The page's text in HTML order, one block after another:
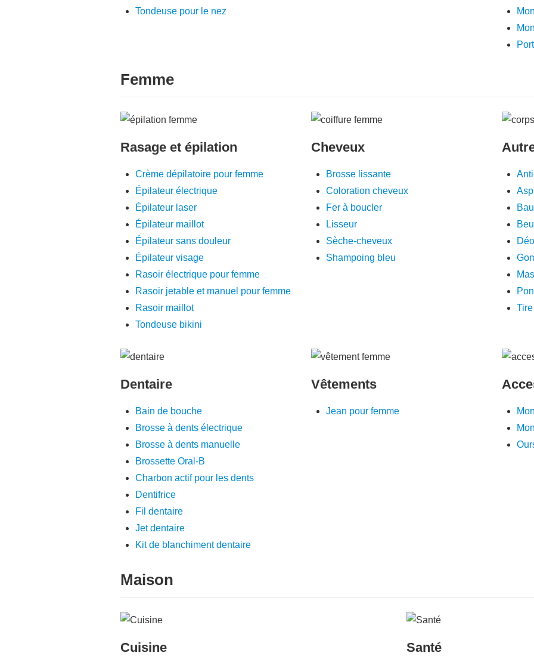
Tondeuse pour le nez
Femme
Rasage et épilation
Crème dépilatoire pour femme
Épilateur électrique
Épilateur laser
Épilateur maillot
Épilateur sans douleur
Épilateur visage
Rasoir électrique pour femme
Rasoir jetable et manuel pour femme
Rasoir maillot
Tondeuse bikini
Cheveux
Brosse lissante
Coloration cheveux
Fer à boucler
Lisseur
Sèche-cheveux
Shampoing bleu
Dentaire
Bain de bouche
Brosse à dents électrique
Brosse à dents manuelle
Brossette Oral-B
Charbon actif pour les dents
Dentifrice
Fil dentaire
Jet dentaire
Kit de blanchiment dentaire
Vêtements
Jean pour femme
Maison
Cuisine Santé